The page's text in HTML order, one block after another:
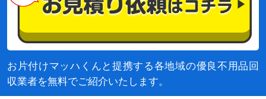
お片付けマッハくんと提携する各地域の優良不用品回
収業者を無料でご紹介いたします。